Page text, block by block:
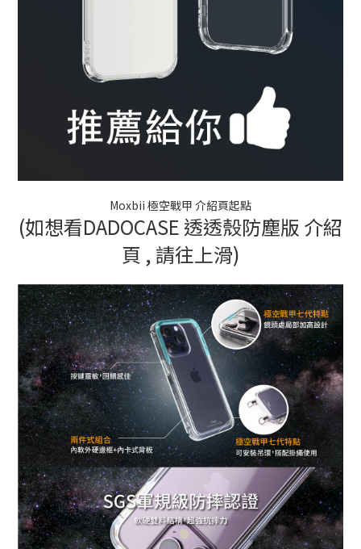
Moxbii 極空戰甲 介紹頁起點
(如想看DADOCASE 透透殼防塵版 介紹
頁 , 請往上滑)